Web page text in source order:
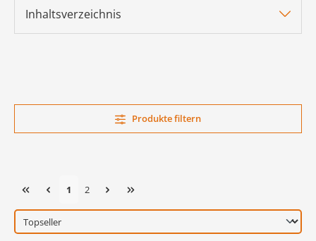
Inhaltsverzeichnis
Produkte filtern
Seite
1 Seite
2